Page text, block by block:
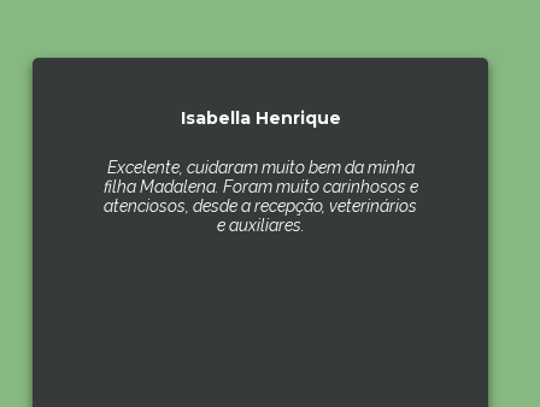
Isabella Henrique
Excelente, cuidaram muito bem da minha
filha Madalena. Foram muito carinhosos e
atenciosos, desde a recepção, veterinários
e auxiliares.